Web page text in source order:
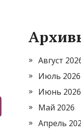
Август
Июль 2026
Июнь 2026
Май 2026
Апрель